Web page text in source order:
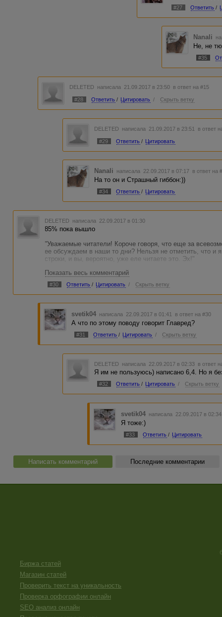
#27 Ответить /
Nanali
Не, не
#35
DELETED написала 21.09.2017 в 23:50 в ответ на #15
#28 Ответить / Цитировать / Скрыть ветку
DELETED написала 21.09.2017 в 23:51 в ответ
#29 Ответить / Цитировать
Nanali написала 22.09.2017 в 07:17 в ответ на
На то он и Страшный гиббон:))
#34 Ответить / Цитировать
DELETED написала 22.09.2017 в 01:30
85% пока вышло
"Уважаемые читатели! Короче говоря, что еще за
ее обсуждаем в наши то дни? Нельзя не отметить, что и
строки, и вы, вероятно, уже еле читаете это. Эх!"
Количество символов 230
Количество символов без пробелов 190
Количество слов 40
Количество уникальных слов 37
Количество значимых слов 6
Количество стоп-слов 22
Вода 85.0 %
Количество грамматических ошибок 0
Классическая тошнота документа 1.00
Показать весь комментарий
#30 Ответить / Цитировать / Скрыть ветку
svetik04 написала 22.09.2017 в 01:41 в ответ на #30
А что по этому поводу говорит Главред?
#31 Ответить / Цитировать / Скрыть ветку
DELETED написала 22.09.2017 в 02:33 в ответ
Я им не пользуюсь) написано 6,4. Но я
#32 Ответить / Цитировать / Скрыть ветку
svetik04 написала 22.09.2017 в
Я тоже:)
#33 Ответить / Цитировать
Написать комментарий Последние комментарии
Биржа статей
Магазин статей
Проверить текст на уникальность
Проверка орфографии онлайн
SEO анализ онлайн